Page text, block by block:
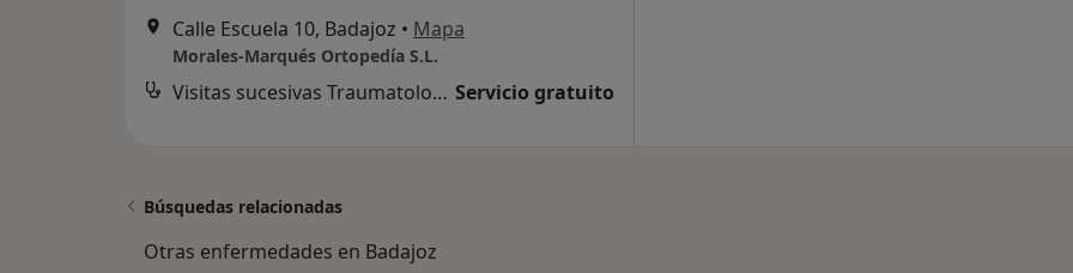
Calle Escuela 10, Badajoz • Mapa
Morales-Marqués Ortopedía S.L.
Visitas sucesivas Traumatología y Cirugía Ortopédica Servicio gratuito
Búsquedas relacionadas
Otras enfermedades en Badajoz